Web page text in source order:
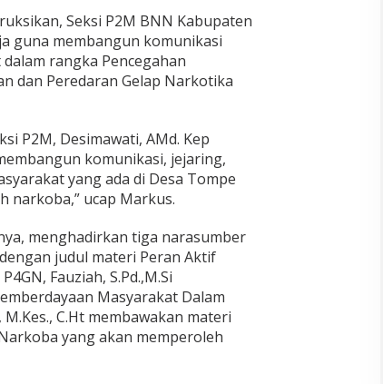
Seksi P2M BNN Kabupaten
guna membangun komunikasi
rangka Pencegahan
dan Peredaran Gelap Narkotika
P2M, Desimawati, AMd. Kep
komunikasi, jejaring,
yang ada di Desa Tompe
narkoba,” ucap Markus.
menghadirkan tiga narasumber
judul materi Peran Aktif
Fauziah, S.Pd.,M.Si
Masyarakat Dalam
M.Kes., C.Ht membawakan materi
yang akan memperoleh